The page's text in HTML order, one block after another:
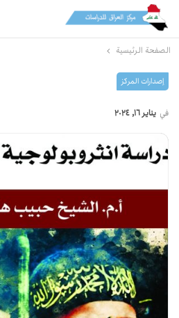
الصفحة الرئيسية
إصدارات المرکز
في يناير 16, 2024